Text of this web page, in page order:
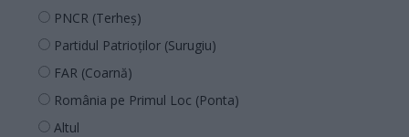
PNCR (Terheș)
Partidul Patrioților (Surugiu)
FAR (Coarnă)
România pe Primul Loc (Ponta)
Altul